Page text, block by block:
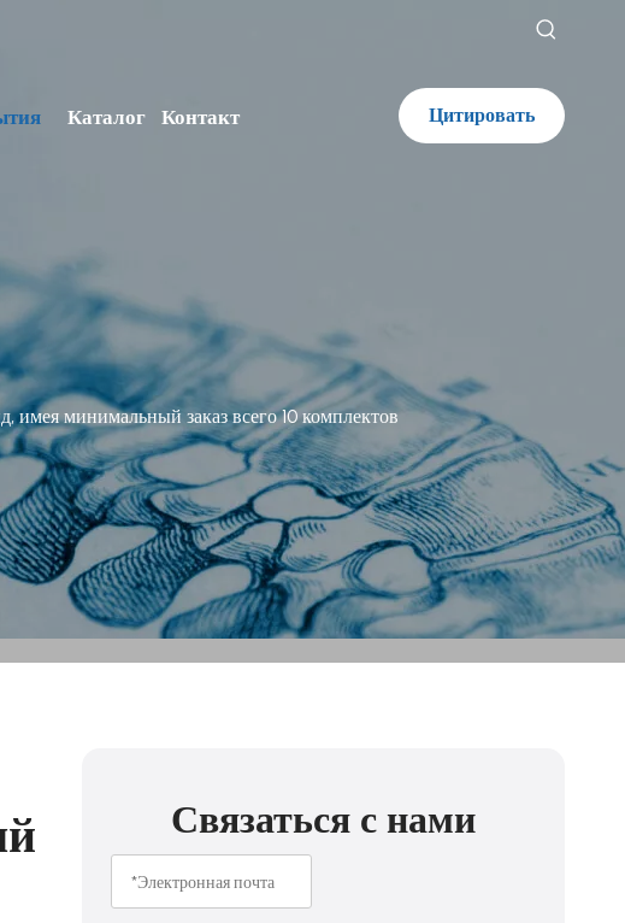
Каталог Контакт Цитировать
имея минимальный заказ всего 10 комплектов
Связаться с нами